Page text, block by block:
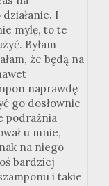
I
mylę, to te
Byłam
że będą na
naprawdę
go dosłownie
podrażnia
u mnie,
na niego
bardziej
i takie